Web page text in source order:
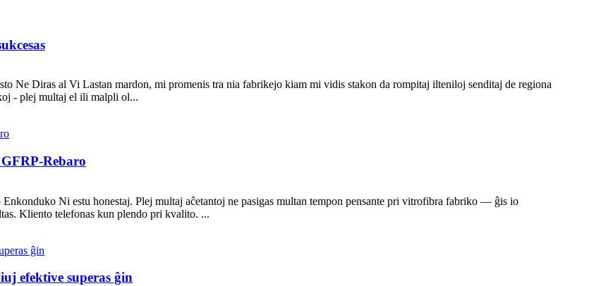
Ne Diras al Vi Lastan mardon, mi promenis tra nia fabrikejo kiam mi vidis stakon da rompitaj ilteniloj senditaj de regiona
- plej multaj el ili malpli ol...
Rebaro
Ni estu honestaj. Plej multaj aĉetantoj ne pasigas multan tempon pensante pri vitrofibra fabriko — ĝis io
Kliento telefonas kun plendo pri kvalito. ...
efektive superas ĝin